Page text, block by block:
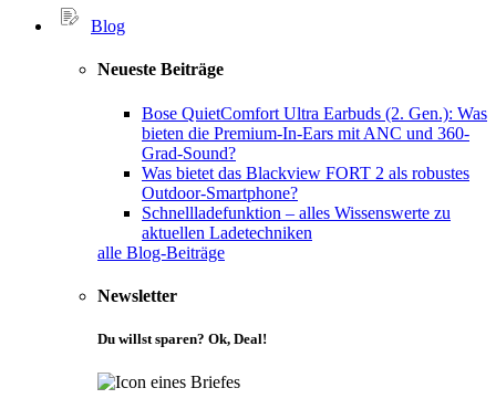
Blog
Neueste Beiträge
Bose QuietComfort Ultra Earbuds (2. Gen.): Was
bieten die Premium-In-Ears mit ANC und 360-
Grad-Sound?
Was bietet das Blackview FORT 2 als robustes
Outdoor-Smartphone?
Schnellladefunktion – alles Wissenswerte zu
aktuellen Ladetechniken
alle Blog-Beiträge
Newsletter
Du willst sparen? Ok, Deal!